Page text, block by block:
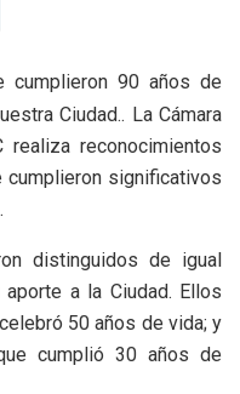
cumplieron 90 años de
Ciudad.. La Cámara
reconocimientos
significativos
distinguidos de igual
a la Ciudad. Ellos
50 años de vida; y
cumplió 30 años de